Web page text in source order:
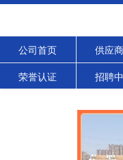
公司首页 供应
荣誉认证 招聘